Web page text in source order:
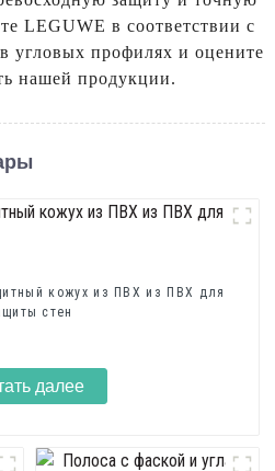
LEGUWE в соответствии с
угловых профилях и оцените
нашей продукции.
кожух из ПВХ из ПВХ для
стен
далее